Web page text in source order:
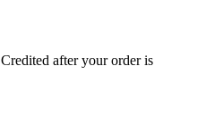
Credited after your order is